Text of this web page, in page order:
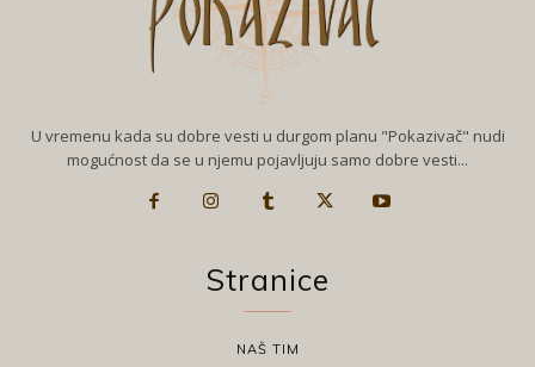
U vremenu kada su dobre vesti u durgom planu "Pokazivač" nudi
mogućnost da se u njemu pojavljuju samo dobre vesti...
Stranice
NAŠ TIM